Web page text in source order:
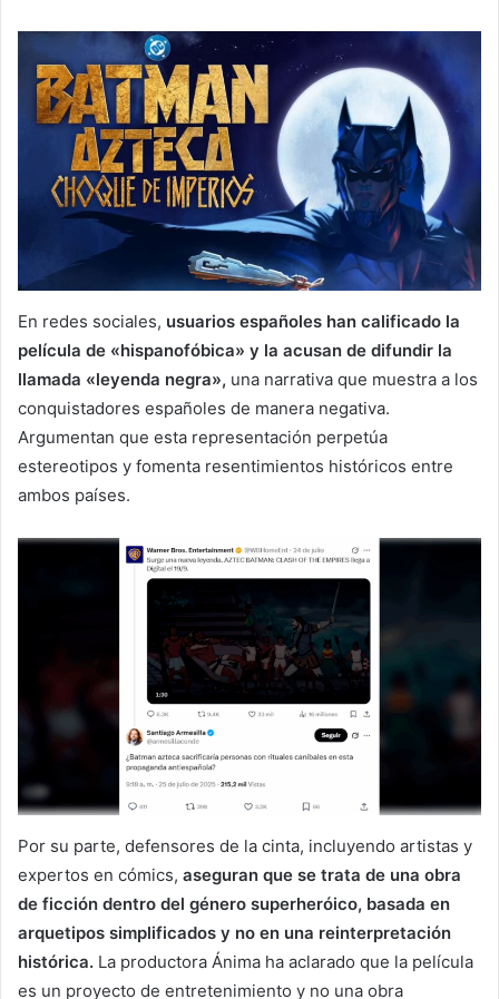
En redes sociales, usuarios españoles han calificado la
película de «hispanofóbica» y la acusan de difundir la
llamada «leyenda negra», una narrativa que muestra a los
conquistadores españoles de manera negativa.
Argumentan que esta representación perpetúa
estereotipos y fomenta resentimientos históricos entre
ambos países.
Por su parte, defensores de la cinta, incluyendo artistas y
expertos en cómics, aseguran que se trata de una obra
de ficción dentro del género superheróico, basada en
arquetipos simplificados y no en una reinterpretación
histórica. La productora Ánima ha aclarado que la película
es un proyecto de entretenimiento y no una obra